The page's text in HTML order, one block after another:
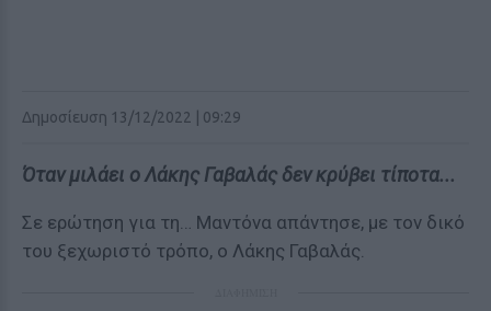
Δημοσίευση 13/12/2022 | 09:29
Όταν μιλάει ο Λάκης Γαβαλάς δεν κρύβει τίποτα...
Σε ερώτηση για τη… Μαντόνα απάντησε, με τον δικό
του ξεχωριστό τρόπο, ο Λάκης Γαβαλάς.